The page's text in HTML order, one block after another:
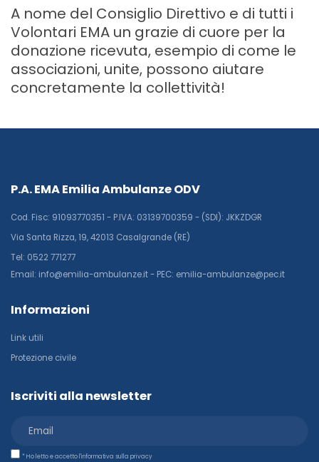
A nome del Consiglio Direttivo e di tutti i
Volontari EMA un grazie di cuore per la
donazione ricevuta, esempio di come le
associazioni, unite, possono aiutare
concretamente la collettività!
P.A. EMA Emilia Ambulanze ODV
Cod. Fisc: 91093770351 - P.IVA: 03139700359 - (SDI): JKKZDGR
Via Santa Rizza, 19, 42013 Casalgrande (RE)
Tel: 0522 771277
Email: info@emilia-ambulanze.it - PEC: emilia-ambulanze@pec.it
Informazioni
Link utili
Protezione civile
Iscriviti alla newsletter
* Ho letto e accetto l'informativa sulla privacy